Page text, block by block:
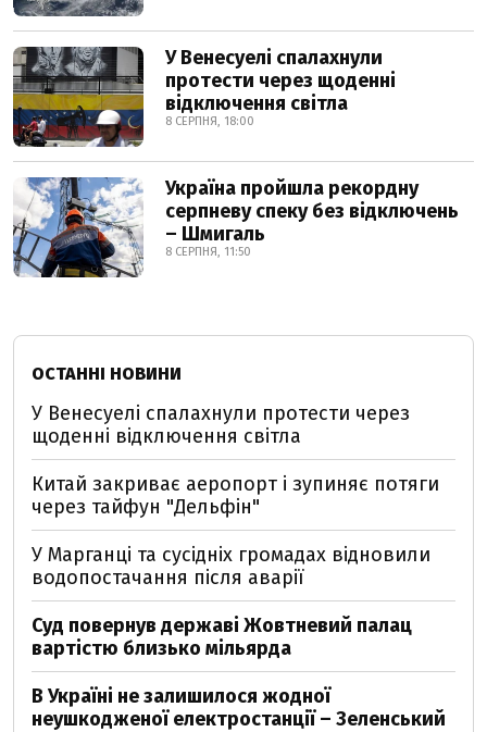
У Венесуелі спалахнули
протести через щоденні
відключення світла
8 СЕРПНЯ, 18:00
Україна пройшла рекордну
серпневу спеку без відключень
– Шмигаль
8 СЕРПНЯ, 11:50
ОСТАННІ НОВИНИ
У Венесуелі спалахнули протести через
щоденні відключення світла
Китай закриває аеропорт і зупиняє потяги
через тайфун "Дельфін"
У Марганці та сусідніх громадах відновили
водопостачання після аварії
Суд повернув державі Жовтневий палац
вартістю близько мільярда
В Україні не залишилося жодної
неушкодженої електростанції – Зеленський